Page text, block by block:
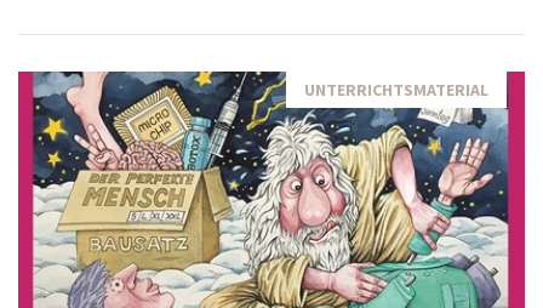
UNTERRICHTSMATERIAL